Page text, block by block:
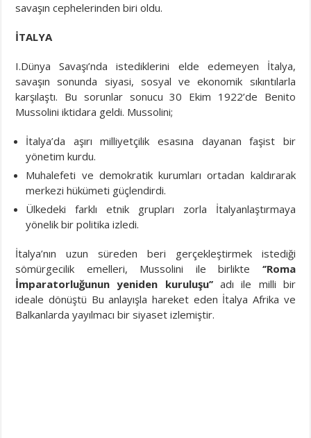
savaşın cephelerinden biri oldu.
İTALYA
I.Dünya Savaşı’nda istediklerini elde edemeyen İtalya,
savaşın sonunda siyasi, sosyal ve ekonomik sıkıntılarla
karşılaştı. Bu sorunlar sonucu 30 Ekim 1922’de Benito
Mussolini iktidara geldi. Mussolini;
İtalya’da aşırı milliyetçilik esasına dayanan faşist bir
yönetim kurdu.
Muhalefeti ve demokratik kurumları ortadan kaldırarak
merkezi hükümeti güçlendirdi.
Ülkedeki farklı etnik grupları zorla İtalyanlaştırmaya
yönelik bir politika izledi.
İtalya’nın uzun süreden beri gerçekleştirmek istediği
sömürgecilik emelleri, Mussolini ile birlikte ‘’Roma
İmparatorluğunun yeniden kuruluşu’’adı ile milli bir
ideale dönüştü Bu anlayışla hareket eden İtalya Afrika ve
Balkanlarda yayılmacı bir siyaset izlemiştir.